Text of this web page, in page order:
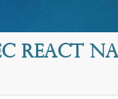
React